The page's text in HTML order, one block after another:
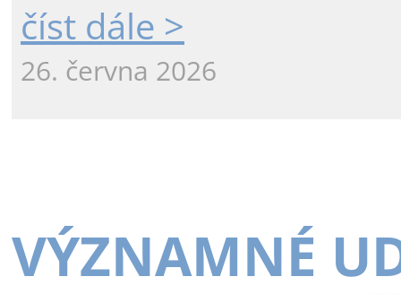
číst dále >
26. června 2026
VÝZNAMNÉ